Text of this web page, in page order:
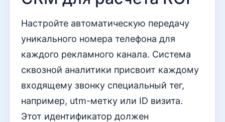
Настройте автоматическую передачу
уникального номера телефона для
каждого рекламного канала. Система
сквозной аналитики присвоит каждому
входящему звонку специальный тег,
например, utm-метку или ID визита.
Этот идентификатор должен